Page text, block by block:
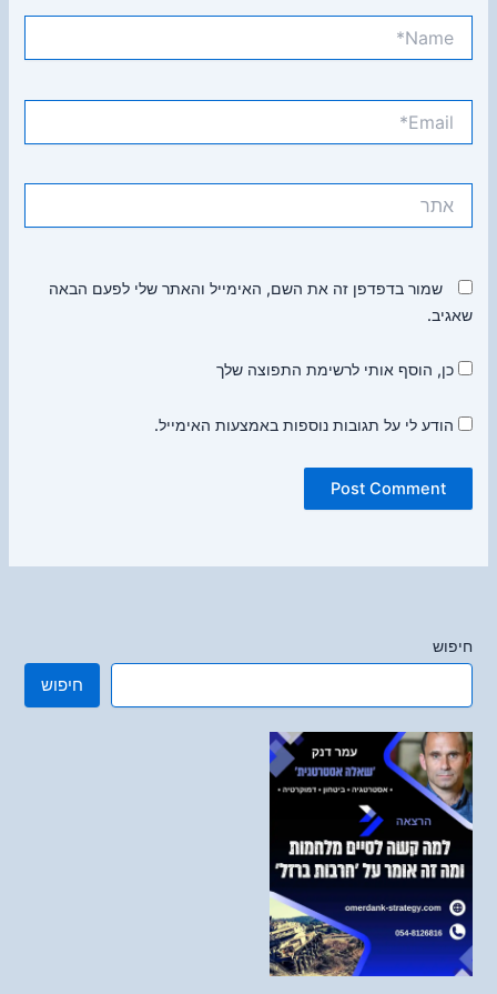
שמור בדפדפן זה את השם, האימייל והאתר שלי לפעם הבאה
שאגיב.
כן, הוסף אותי לרשימת התפוצה שלך
הודע לי על תגובות נוספות באמצעות האימייל.
חיפוש
חיפוש